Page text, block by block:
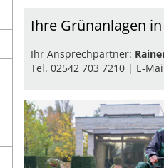
Ihre Grünanlagen
Ihr Ansprechpartner:
Tel. 02542 703 7210 | E-